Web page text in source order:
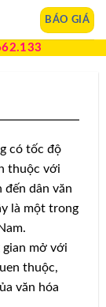
BÁO GIÁ
có tốc độ
thuộc với
dân văn
là một trong
gian mở với
thuộc,
văn hóa